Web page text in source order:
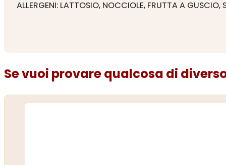
ALLERGENI: LATTOSIO, NOCCIOLE, FRUTTA A GUSCIO,
Se vuoi provare qualcosa di